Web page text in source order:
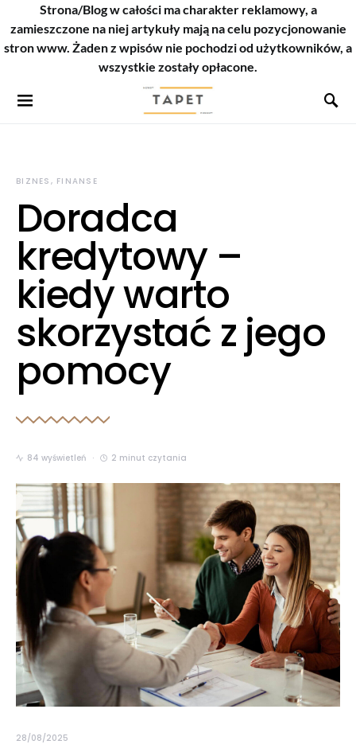
Strona/Blog w całości ma charakter reklamowy, a
zamieszczone na niej artykuły mają na celu pozycjonowanie
stron www. Żaden z wpisów nie pochodzi od użytkowników, a
wszystkie zostały opłacone.
BIZNES, FINANSE
Doradca
kredytowy –
kiedy warto
skorzystać z jego
pomocy
84 wyświetleń 2 minut czytania
28/08/2025